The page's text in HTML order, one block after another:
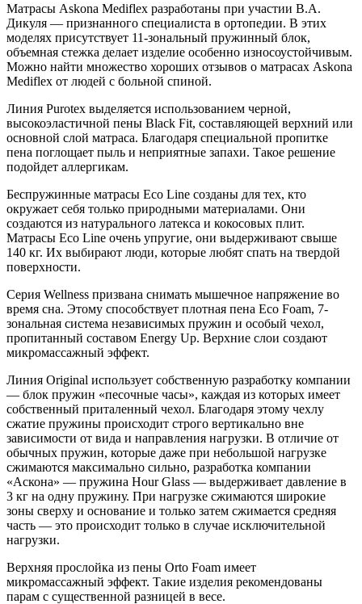
Матрасы Askona Mediflex разработаны при участии В.А.
Дикуля — признанного специалиста в ортопедии. В этих
моделях присутствует 11-зональный пружинный блок,
объемная стежка делает изделие особенно износоустойчивым.
Можно найти множество хороших отзывов о матрасах Askona
Mediflex от людей с больной спиной.
Линия Purotex выделяется использованием черной,
высокоэластичной пены Black Fit, составляющей верхний или
основной слой матраса. Благодаря специальной пропитке
пена поглощает пыль и неприятные запахи. Такое решение
подойдет аллергикам.
Беспружинные матрасы Eco Line созданы для тех, кто
окружает себя только природными материалами. Они
создаются из натурального латекса и кокосовых плит.
Матрасы Eco Line очень упругие, они выдерживают свыше
140 кг. Их выбирают люди, которые любят спать на твердой
поверхности.
Серия Wellness призвана снимать мышечное напряжение во
время сна. Этому способствует плотная пена Eco Foam, 7-
зональная система независимых пружин и особый чехол,
пропитанный составом Energy Up. Верхние слои создают
микромассажный эффект.
Линия Original использует собственную разработку компании
— блок пружин «песочные часы», каждая из которых имеет
собственный приталенный чехол. Благодаря этому чехлу
сжатие пружины происходит строго вертикально вне
зависимости от вида и направления нагрузки. В отличие от
обычных пружин, которые даже при небольшой нагрузке
сжимаются максимально сильно, разработка компании
«Аскона» — пружина Hour Glass — выдерживает давление в
3 кг на одну пружину. При нагрузке сжимаются широкие
зоны сверху и основание и только затем сжимается средняя
часть — это происходит только в случае исключительной
нагрузки.
Верхняя прослойка из пены Orto Foam имеет
микромассажный эффект. Такие изделия рекомендованы
парам с существенной разницей в весе.